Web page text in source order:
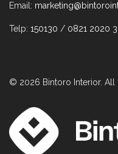
Email:
Telp: 150130 / 0821 2020
© 2026 Bintoro Interior. All